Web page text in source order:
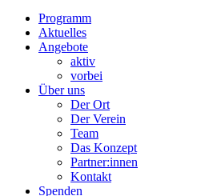
Programm
Aktuelles
Angebote
aktiv
vorbei
Über uns
Der Ort
Der Verein
Team
Das Konzept
Partner:innen
Kontakt
Spenden